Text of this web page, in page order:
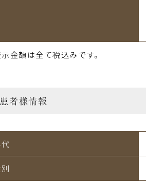
金額は全て税込みです。
患者様情報